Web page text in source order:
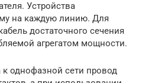
Устройства
на каждую линию. Для
достаточного сечения
агрегатом мощности.
однофазной сети провод